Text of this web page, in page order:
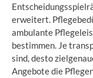
erweitert.
ambulante
bestimmen. Je
sind, desto
Angebote die